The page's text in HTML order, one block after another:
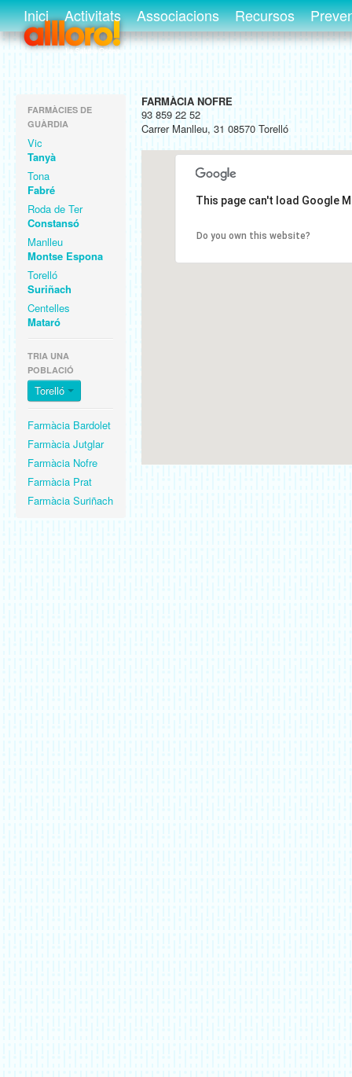
Inici Activitats Associacions Recursos
FARMÀCIES DE
GUÀRDIA
Vic
Tanyà
Tona
Fabré
Roda de Ter
Constansó
Manlleu
Montse Espona
Torelló
Suriñach
Centelles
Mataró
TRIA UNA
POBLACIÓ
Torelló
Farmàcia Bardolet
Farmàcia Jutglar
Farmàcia Nofre
Farmàcia Prat
Farmàcia Suriñach
FARMÀCIA NOFRE
93 859 22 52
Carrer Manlleu, 31 08570 Torelló
This page can't load Google
Do you own this website?